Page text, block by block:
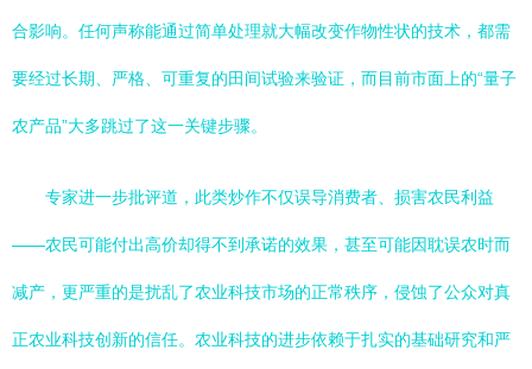
合影响。任何声称能通过简单处理就大幅改变作物性状的技术，都需
要经过长期、严格、可重复的田间试验来验证，而目前市面上的“量子
农产品”大多跳过了这一关键步骤。
专家进一步批评道，此类炒作不仅误导消费者、损害农民利益
——农民可能付出高价却得不到承诺的效果，甚至可能因耽误农时而
减产，更严重的是扰乱了农业科技市场的正常秩序，侵蚀了公众对真
正农业科技创新的信任。农业科技的进步依赖于扎实的基础研究和严